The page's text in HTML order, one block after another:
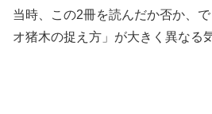
当時、この2冊を読んだか否か、
オ猪木の捉え方」が大きく異なる